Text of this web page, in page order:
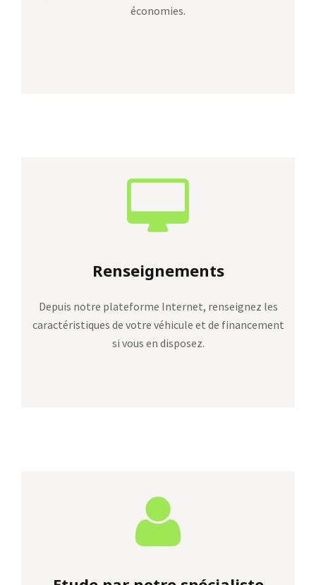
économies.
Renseignements
Depuis notre plateforme Internet, renseignez les
caractéristiques de votre véhicule et de financement
si vous en disposez.